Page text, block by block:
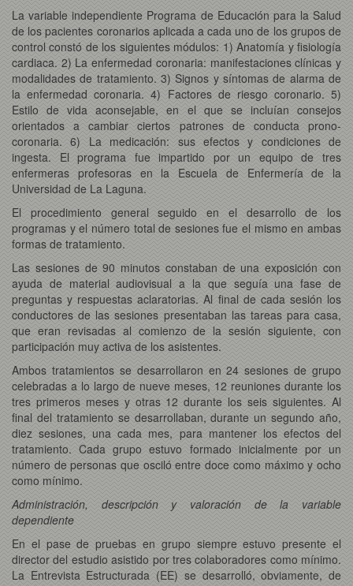
La variable independiente Programa de Educación para la Salud
de los pacientes coronarios aplicada a cada uno de los grupos de
control constó de los siguientes módulos: 1) Anatomía y fisiología
cardiaca. 2) La enfermedad coronaria: manifestaciones clínicas y
modalidades de tratamiento. 3) Signos y síntomas de alarma de
la enfermedad coronaria. 4) Factores de riesgo coronario. 5)
Estilo de vida aconsejable, en el que se incluían consejos
orientados a cambiar ciertos patrones de conducta prono-
coronaria. 6) La medicación: sus efectos y condiciones de
ingesta. El programa fue impartido por un equipo de tres
enfermeras profesoras en la Escuela de Enfermería de la
Universidad de La Laguna.
El procedimiento general seguido en el desarrollo de los
programas y el número total de sesiones fue el mismo en ambas
formas de tratamiento.
Las sesiones de 90 minutos constaban de una exposición con
ayuda de material audiovisual a la que seguía una fase de
preguntas y respuestas aclaratorias. Al final de cada sesión los
conductores de las sesiones presentaban las tareas para casa,
que eran revisadas al comienzo de la sesión siguiente, con
participación muy activa de los asistentes.
Ambos tratamientos se desarrollaron en 24 sesiones de grupo
celebradas a lo largo de nueve meses, 12 reuniones durante los
tres primeros meses y otras 12 durante los seis siguientes. Al
final del tratamiento se desarrollaban, durante un segundo año,
diez sesiones, una cada mes, para mantener los efectos del
tratamiento. Cada grupo estuvo formado inicialmente por un
número de personas que osciló entre doce como máximo y ocho
como mínimo.
Administración, descripción y valoración de la variable
dependiente
En el pase de pruebas en grupo siempre estuvo presente el
director del estudio asistido por tres colaboradores como mínimo.
La Entrevista Estructurada (EE) se desarrolló, obviamente, de